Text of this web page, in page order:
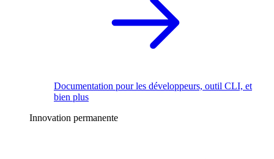
Documentation pour les développeurs, outil CLI, et
bien plus
Innovation permanente